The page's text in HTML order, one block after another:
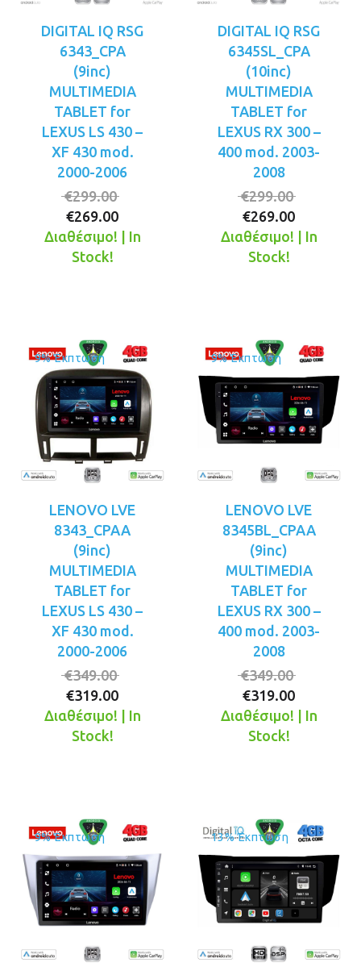
DIGITAL IQ RSG
6343_CPA
(9inc)
MULTIMEDIA
TABLET for
LEXUS LS 430 –
XF 430 mod.
2000-2006
€299.00
was:
€269.00
τρέχουσα
Διαθέσιμο! | In
Stock!
DIGITAL IQ RSG
6345SL_CPA
(10inc)
MULTIMEDIA
TABLET for
LEXUS RX 300 –
400 mod. 2003-
2008
€299.00
was:
€269.00
Διαθέσιμο! | In
Stock!
9% Έκπτωση
LENOVO LVE
8343_CPAA
(9inc)
MULTIMEDIA
TABLET for
LEXUS LS 430 –
XF 430 mod.
2000-2006
€349.00
was:
€319.00
τρέχουσα
Διαθέσιμο! | In
Stock!
9% Έκπτωση
LENOVO LVE
8345BL_CPAA
(9inc)
MULTIMEDIA
TABLET for
LEXUS RX 300 –
400 mod. 2003-
2008
€349.00
was:
€319.00
Διαθέσιμο! | In
Stock!
9% Έκπτωση 13% Έκπτωση